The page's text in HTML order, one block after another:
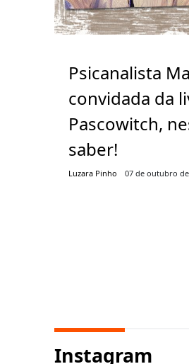
Psicanalista
convidada da
Pascowitch,
saber!
Luzara Pinho 07 de outubro de
Instagram